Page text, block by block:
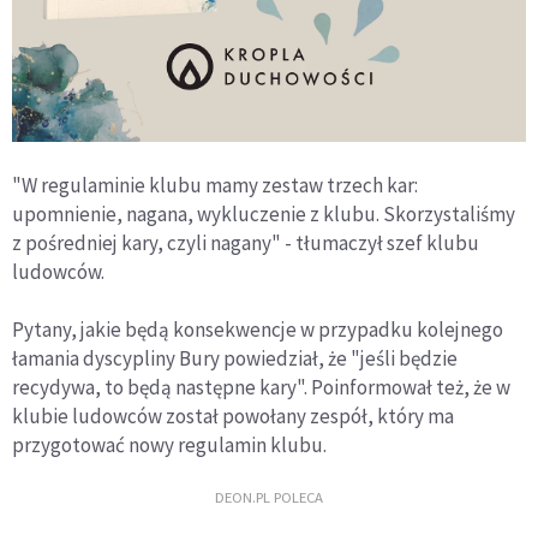
"W regulaminie klubu mamy zestaw trzech kar:
upomnienie, nagana, wykluczenie z klubu. Skorzystaliśmy
z pośredniej kary, czyli nagany" - tłumaczył szef klubu
ludowców.
Pytany, jakie będą konsekwencje w przypadku kolejnego
łamania dyscypliny Bury powiedział, że "jeśli będzie
recydywa, to będą następne kary". Poinformował też, że w
klubie ludowców został powołany zespół, który ma
przygotować nowy regulamin klubu.
DEON.PL POLECA